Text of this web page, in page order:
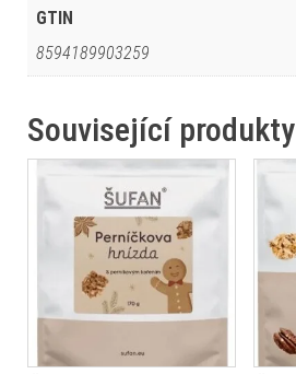
GTIN
8594189903259
Související produkty